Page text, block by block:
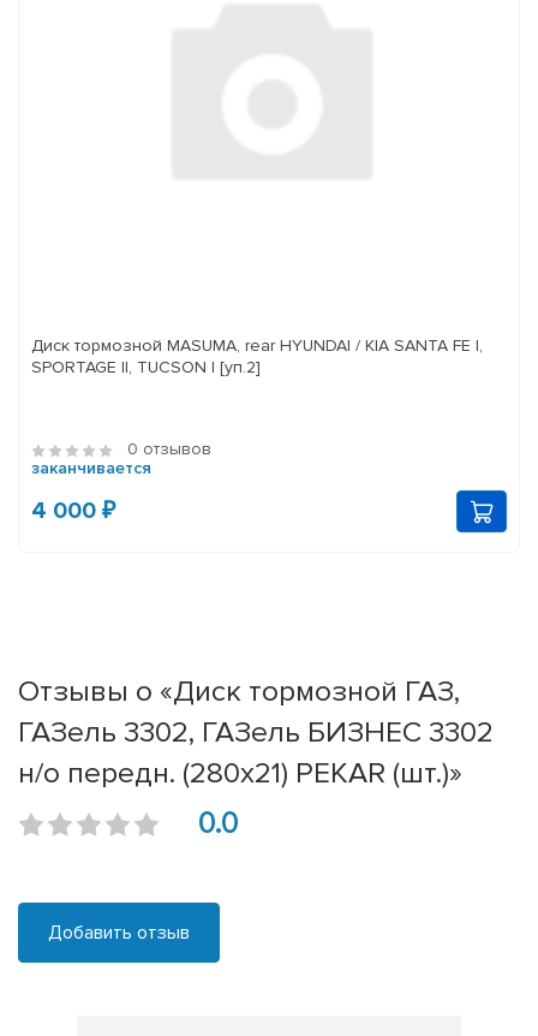
Диск тормозной MASUMA, rear HYUNDAI / KIA SANTA FE I,
SPORTAGE II, TUCSON I [уп.2]
0 отзывов
заканчивается
4 000 ₽
Отзывы о «Диск тормозной ГАЗ,
ГАЗель 3302, ГАЗель БИЗНЕС 3302
н/о передн. (280x21) PEKAR (шт.)»
0.0
Добавить отзыв